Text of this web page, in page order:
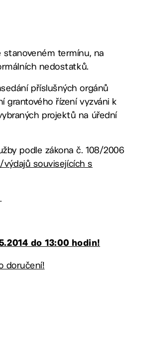
termínu, na
nedostatků.
příslušných orgánů
grantového řízení vyzváni k
projektů na úřední
podle zákona č. 108/2006
souvisejících s
do 13:00 hodin!
doručení!